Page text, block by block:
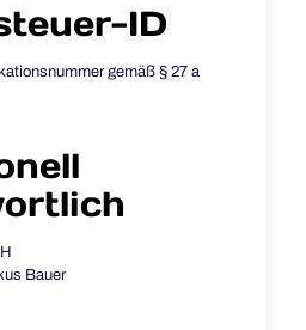
ID
gemäß § 27 a
Bauer